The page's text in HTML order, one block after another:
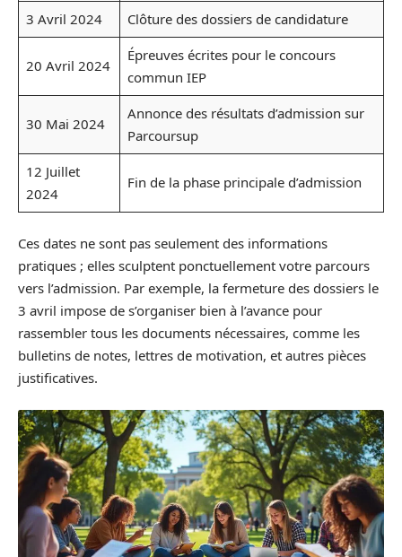
3 Avril 2024
Clôture des dossiers de candidature
20 Avril 2024
Épreuves écrites pour le concours
commun IEP
30 Mai 2024
Annonce des résultats d’admission sur
Parcoursup
12 Juillet
2024
Fin de la phase principale d’admission
Ces dates ne sont pas seulement des informations
pratiques ; elles sculptent ponctuellement votre parcours
vers l’admission. Par exemple, la fermeture des dossiers le
3 avril impose de s’organiser bien à l’avance pour
rassembler tous les documents nécessaires, comme les
bulletins de notes, lettres de motivation, et autres pièces
justificatives.